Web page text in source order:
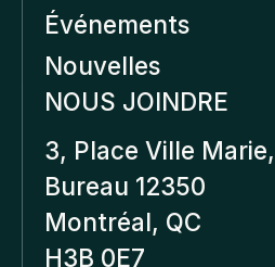
Événements
Nouvelles
NOUS JOINDRE
3, Place Ville Marie,
Bureau 12350
Montréal, QC
H3B 0E7